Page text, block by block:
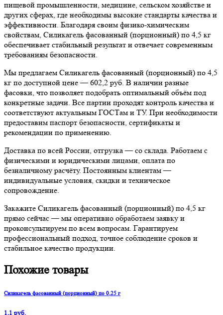
пищевой промышленности, медицине, сельском хозяйстве и
других сферах, где необходимы высокие стандарты качества и
эффективности. Благодаря своим физико-химическим
свойствам, Силикагель фасованный (порционный) по 4,5 кг
обеспечивает стабильный результат и отвечает современным
требованиям безопасности.
Мы предлагаем Силикагель фасованный (порционный) по 4,5
кг по доступной цене — 602,2 руб. В наличии разные
фасовки, что позволяет подобрать оптимальный объём под
конкретные задачи. Все партии проходят контроль качества и
соответствуют актуальным ГОСТам и ТУ. При необходимости
предоставим паспорт безопасности, сертификаты и
рекомендации по применению.
Доставка по всей России, отгрузка — со склада. Работаем с
физическими и юридическими лицами, оплата по
безналичному расчёту. Постоянным клиентам —
индивидуальные условия, скидки и техническое
сопровождение.
Закажите Силикагель фасованный (порционный) по 4,5 кг
прямо сейчас — мы оперативно обработаем заявку и
проконсультируем по всем вопросам. Гарантируем
профессиональный подход, точное соблюдение сроков и
стабильное качество продукции.
Похожие товары
Силикагель фасованный (порционный) по 0,25 г
1,1 руб.